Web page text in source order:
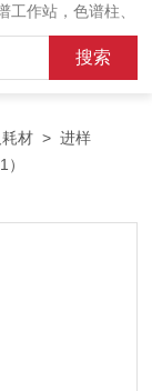
作站，色谱柱、
仪，紫外分光光度
析天平等常规实验
材 >进样